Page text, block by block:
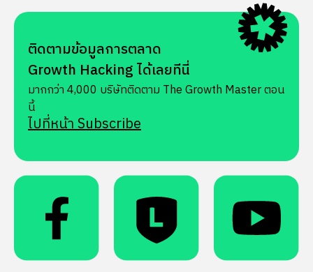
ติดตามข้อมูลการตลาด
Growth Hacking ได้เลยทีนี่
มากกว่า 4,000 บริษัทติดตาม The Growth Master ตอน
นี้
ไปที่หน้า Subscribe